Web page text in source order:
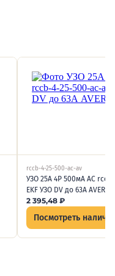
rccb-4-25-500-ac-av
УЗО 25А 4P 500мА AC
EKF УЗО DV до 63А AVERES
2 395,48 ₽
Посмотреть